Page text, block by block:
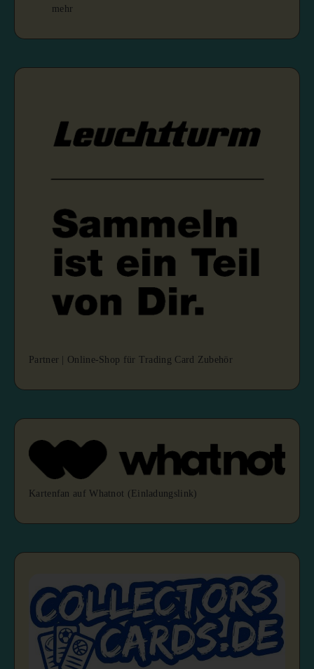
mehr
Partner | Online-Shop für Trading Card Zubehör
Kartenfan auf Whatnot (Einladungslink)